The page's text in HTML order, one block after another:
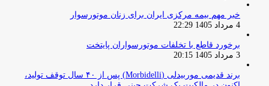
خبر مهم بیمه مرکزی ایران برای زنان موتورسوار
4 مرداد 1405 22:29
برخورد قاطع با تخلفات موتورسواران پایتخت
3 مرداد 1405 20:15
برند قدیمی موربیدلی (Morbidelli) پس از ۴۰ سال توقف تولید،